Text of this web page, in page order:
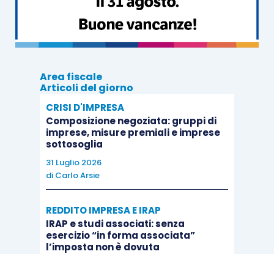
rapporto tributario controverso
intervenire volontariamente o essere
in causa d’ufficio o su istanza di parteex
546/1992, ilterzo interveniente volontario o
chiamato in causainterviene nel processo:
notificando alle altre parti un
che deve essere sottoscritto dall’interveniente
stesso o dal suo difensoreex
546/1992 ;
Area fiscale
Articoli del giorno
CRISI D'IMPRESA
Composizione negoziata: gruppi di
imprese, misure premiali e imprese
sottosoglia
31 Luglio 2026
di Carlo Arsie
REDDITO IMPRESA E IRAP
IRAP e studi associati: senza
esercizio “in forma associata”
l’imposta non è dovuta